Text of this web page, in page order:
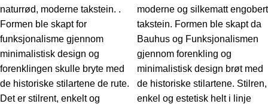
naturrød, moderne takstein. .
Formen ble skapt for
funksjonalisme gjennom
minimalistisk design og
forenklingen skulle bryte med
de historiske stilartene de rute.
Det er stilrent, enkelt og
moderne og silkematt engobert
takstein. Formen ble skapt da
Bauhus og Funksjonalismen
gjennom forenkling og
minimalistisk design brøt med
de historiske stilartene. Stilren,
enkel og estetisk helt i linje